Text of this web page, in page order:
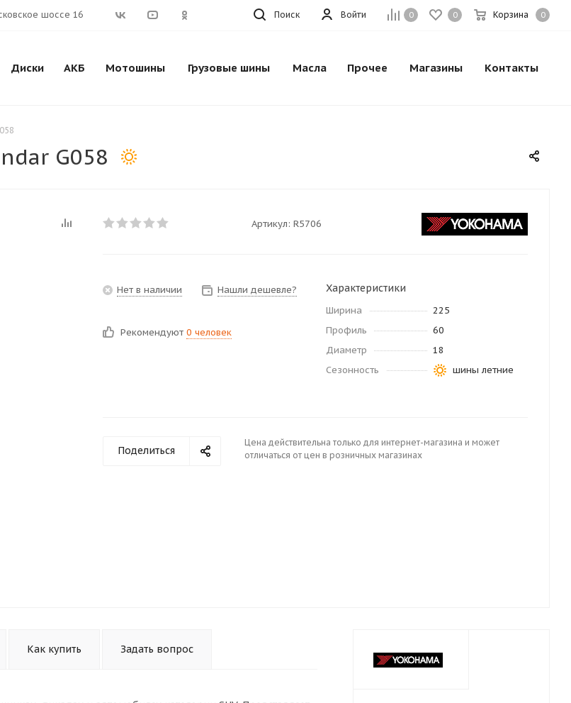
0 0 Корзина 0
Войти
шоссе 16 Поиск
Диски АКБ Мотошины Грузовые шины Масла Прочее Магазины Контакты
G058
Артикул: R5706
Нет в наличии Нашли дешевле?
Рекомендуют 0 человек
Характеристики
Ширина
225
Профиль
60
Диаметр
18
Сезонность
шины летние
Поделиться
Цена действительна только для интернет-магазина и может
отличаться от цен в розничных магазинах
Как купить Задать вопрос